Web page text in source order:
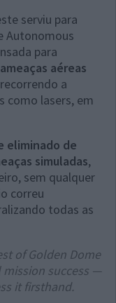
serviu para
Autonomous
para
aéreas
a
como lasers, em
eliminado de
simuladas,
sem qualquer
correu
todas as
of Golden Dome
mission success —
it firsthand.